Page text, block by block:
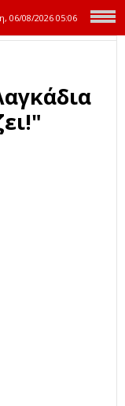
06/08/2026 05:06